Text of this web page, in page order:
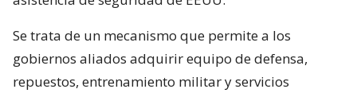
Se trata de un mecanismo que permite a los
gobiernos aliados adquirir equipo de defensa,
repuestos, entrenamiento militar y servicios